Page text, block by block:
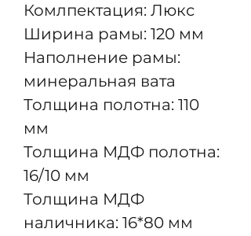
Комлпектация: Люкс
Ширина рамы: 120 мм
Наполнение рамы:
минеральная вата
Толщина полотна: 110
мм
Толщина МДФ полотна:
16/10 мм
Толщина МДФ
наличника: 16*80 мм